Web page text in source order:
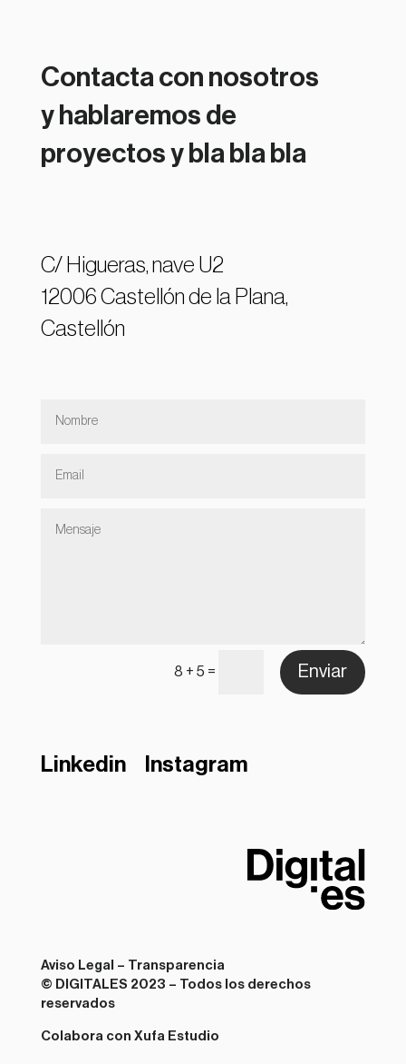
Contacta con nosotros
y hablaremos de
proyectos y bla bla bla
C/ Higueras, nave U2
12006 Castellón de la Plana,
Castellón
8 + 5 = Enviar
Linkedin Instagram
Aviso Legal – Transparencia
© DIGITALES 2023 – Todos los derechos
reservados
Colabora con Xufa Estudio